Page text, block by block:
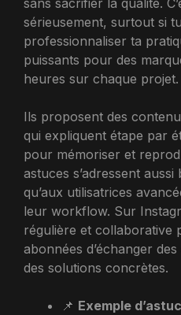
sérieusement, surtout si
professionnaliser ta
puissants pour des
heures sur chaque projet.
Ils proposent des
qui expliquent étape par
pour mémoriser et
astuces s’adressent
qu’aux utilisatrices
leur workflow. Sur
régulière et collaborative
abonnées d’échanger
des solutions concrètes.
📌 Exemple